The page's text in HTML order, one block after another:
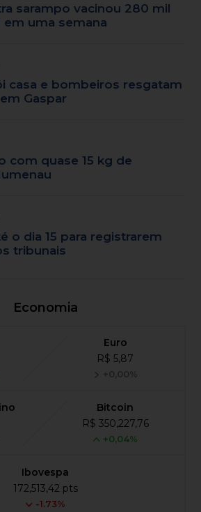
sarampo vacinou 280 mil
em uma semana
casa e bombeiros resgatam
Gaspar
com quase 15 kg de
o dia 15 para registrarem
tribunais
Economia
Euro
R$ 5,87
+0,00%
Bitcoin
R$ 350,227,76
+0,04%
Ibovespa
172,513,42 pts
-1.73%